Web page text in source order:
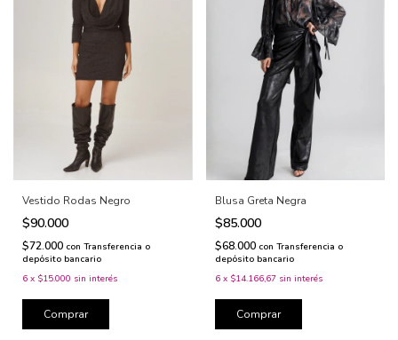
Vestido Rodas Negro
$90.000
$72.000 con Transferencia o
depósito bancario
6 x $15.000 sin interés
Comprar
Blusa Greta Negra
$85.000
$68.000 con Transferencia o
depósito bancario
6 x $14.166,67 sin interés
Comprar